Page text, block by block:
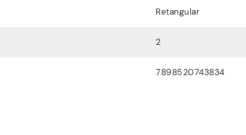
Retangular
2
7898520743834